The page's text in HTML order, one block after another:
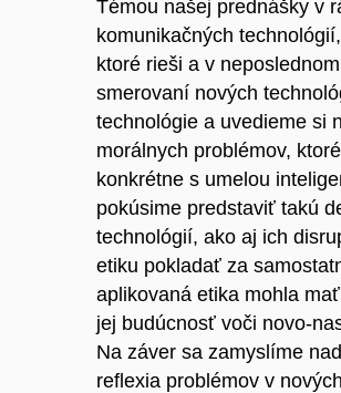
Témou našej prednášky v
komunikačných
ktoré rieši a v
smerovaní nových
technológie a uvedieme si
morálnych problémov,
konkrétne s umelou
pokúsime predstaviť takú
technológií, ako aj ich
etiku pokladať za
aplikovaná etika mohla
jej budúcnosť voči novo-
Na záver sa zamyslíme
reflexia problémov v